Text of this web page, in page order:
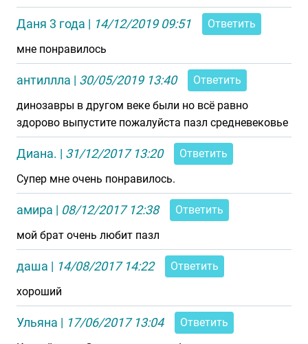
Даня 3 года | 14/12/2019 09:51
Ответить
мне понравилось
антиллла | 30/05/2019 13:40
Ответить
динозавры в другом веке были но всё равно
здорово выпустите пожалуйста пазл средневековье
Диана. | 31/12/2017 13:20
Ответить
Супер мне очень понравилось.
амира | 08/12/2017 12:38
Ответить
мой брат очень любит пазл
даша | 14/08/2017 14:22
Ответить
хороший
Ульяна | 17/06/2017 13:04
Ответить